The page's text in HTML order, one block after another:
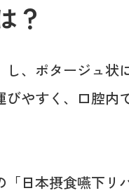
？
、ポタージュ状
やすく、口腔内
日本摂食嚥下リ